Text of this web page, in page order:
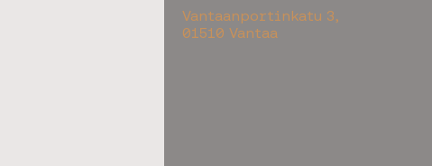
Vantaanportinkatu 3,
01510 Vantaa